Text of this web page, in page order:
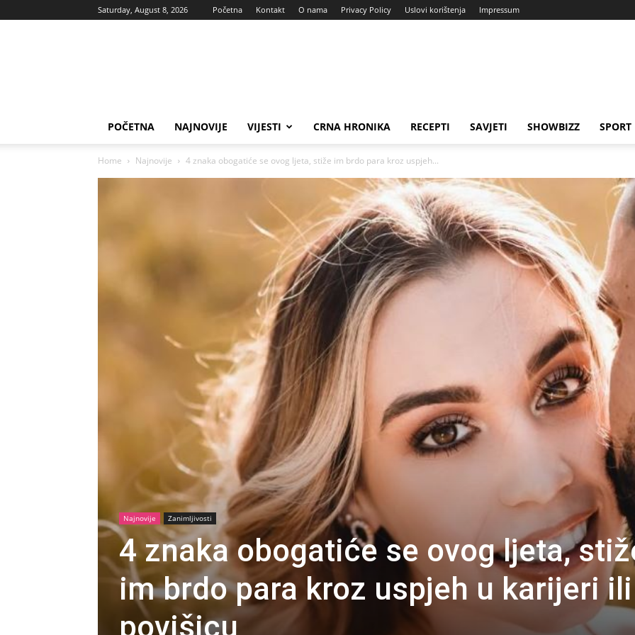
Saturday, August 8, 2026 Početna Kontakt O nama Privacy Policy Uslovi korištenja Impressum
POČETNA NAJNOVIJE VIJESTI CRNA HRONIKA RECEPTI SAVJETI SHOWBIZZ SPORT
Home Najnovije 4 znaka obogatiće se ovog ljeta, stiže im brdo para kroz uspjeh...
Najnovije Zanimljivosti
4 znaka obogatiće se ovog ljeta,
im brdo para kroz uspjeh u karijeri ili
povišicu